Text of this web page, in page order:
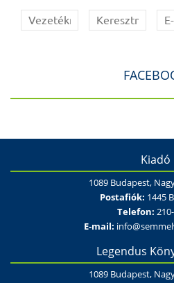
Kiadó
1089 Budapest,
Postafiók: 1445
Telefon:
E-mail:
Legendus
1089 Budapest,